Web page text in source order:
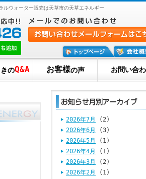
ウォーター販売は天草市の天草エネルギー
のQ&A お客様の声 お問い合
2026年7月
(2)
2026年6月
(3)
2026年5月
(1)
2026年4月
(1)
2026年3月
(2)
2026年2月
(1)